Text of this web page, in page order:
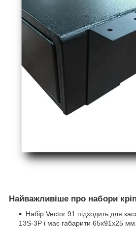
Найважливіше про набори
Набір Vector 91 підходить для
13S-3P і має габарити 65х91х25 мм.